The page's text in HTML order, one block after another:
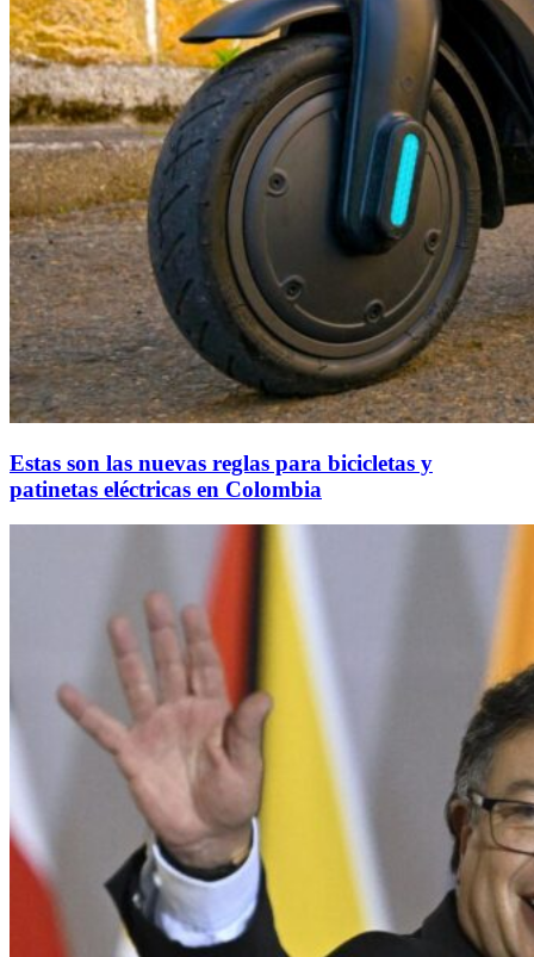
Estas son las nuevas reglas para bicicletas y
patinetas eléctricas en Colombia